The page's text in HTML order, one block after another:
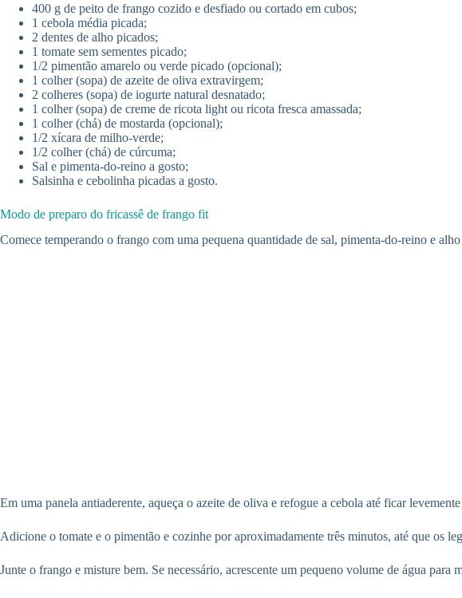
400 g de peito de frango cozido e desfiado ou cortado em cubos;
1 cebola média picada;
2 dentes de alho picados;
1 tomate sem sementes picado;
1/2 pimentão amarelo ou verde picado (opcional);
1 colher (sopa) de azeite de oliva extravirgem;
2 colheres (sopa) de iogurte natural desnatado;
1 colher (sopa) de creme de ricota light ou ricota fresca amassada;
1 colher (chá) de mostarda (opcional);
1/2 xícara de milho-verde;
1/2 colher (chá) de cúrcuma;
Sal e pimenta-do-reino a gosto;
Salsinha e cebolinha picadas a gosto.
Modo de preparo do fricassê de frango fit
Comece temperando o frango com uma pequena quantidade de sal, pimenta-do-reino e
Em uma panela antiaderente, aqueça o azeite de oliva e refogue a cebola até ficar
Adicione o tomate e o pimentão e cozinhe por aproximadamente três minutos, até que os
Junte o frango e misture bem. Se necessário, acrescente um pequeno volume de água para